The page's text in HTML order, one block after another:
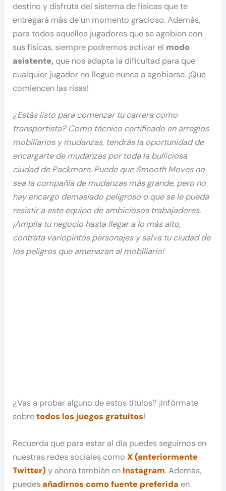
destino y disfruta del sistema de físicas que te
entregará más de un momento gracioso. Además,
para todos aquellos jugadores que se agobien con
sus físicas, siempre podremos activar el modo
asistente, que nos adapta la dificultad para que
cualquier jugador no llegue nunca a agobiarse. ¡Que
comiencen las risas!
¿Estás listo para comenzar tu carrera como
transportista? Como técnico certificado en arreglos
mobiliarios y mudanzas, tendrás la oportunidad de
encargarte de mudanzas por toda la bulliciosa
ciudad de Packmore. Puede que Smooth Moves no
sea la compañía de mudanzas más grande, pero no
hay encargo demasiado peligroso o que se le pueda
resistir a este equipo de ambiciosos trabajadores.
¡Amplia tu negocio hasta llegar a lo más alto,
contrata variopintos personajes y salva tu ciudad de
los peligros que amenazan al mobiliario!
¿Vas a probar alguno de estos títulos? ¡Infórmate
sobretodos los juegos gratuitos!
Recuerda que para estar al día puedes seguirnos en
nuestras redes sociales comoX (anteriormente
Twitter) y ahora también en Instagram. Además,
puedesañadirnos como fuente preferida en